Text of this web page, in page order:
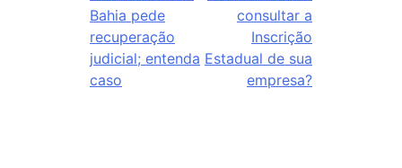
Bahia pede
recuperação
judicial; entenda
caso
consultar a
Inscrição
Estadual de sua
empresa?